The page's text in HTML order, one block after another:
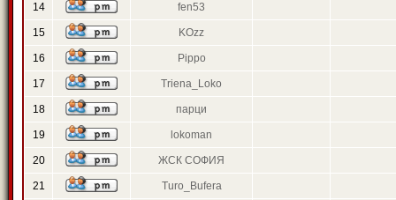
14 fen53
15 KOzz
16 Pippo
17 Triena_Loko
18 парци
19 lokoman
20 ЖСК СОФИЯ
21 Turo_Bufera